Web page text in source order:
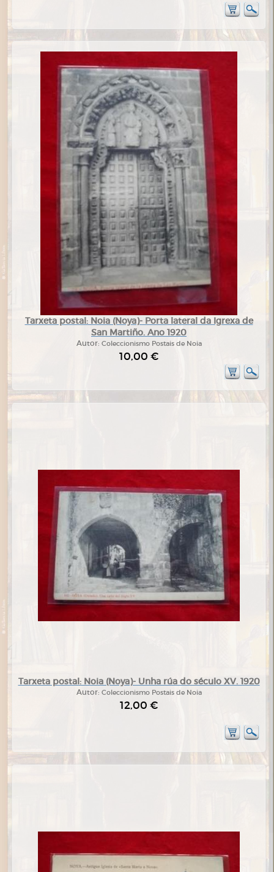
Tarxeta postal: Noia (Noya)- Porta lateral da Igrexa de
San Martiño. Ano 1920
Autor: Coleccionismo Postais de Noia
10,00 €
Tarxeta postal: Noia (Noya)- Unha rúa do século XV. 1920
Autor: Coleccionismo Postais de Noia
12,00 €